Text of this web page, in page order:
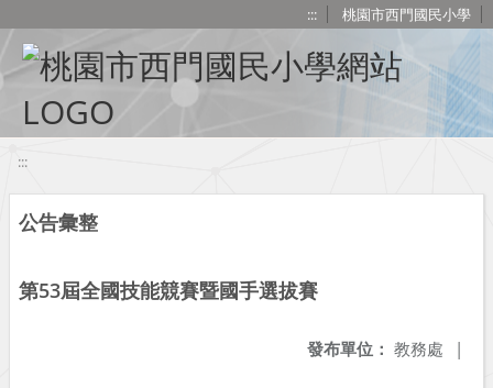
::: 桃園市西門國民小學
:::
公告彙整
第53屆全國技能競賽暨國手選拔賽
發布單位： 教務處 |